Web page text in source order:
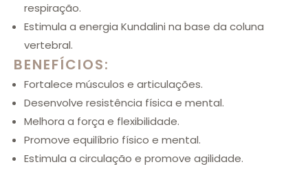
respiração.
Estimula a energia Kundalini na base da coluna
vertebral.
BENEFÍCIOS:
Fortalece músculos e articulações.
Desenvolve resistência física e mental.
Melhora a força e flexibilidade.
Promove equilíbrio físico e mental.
Estimula a circulação e promove agilidade.